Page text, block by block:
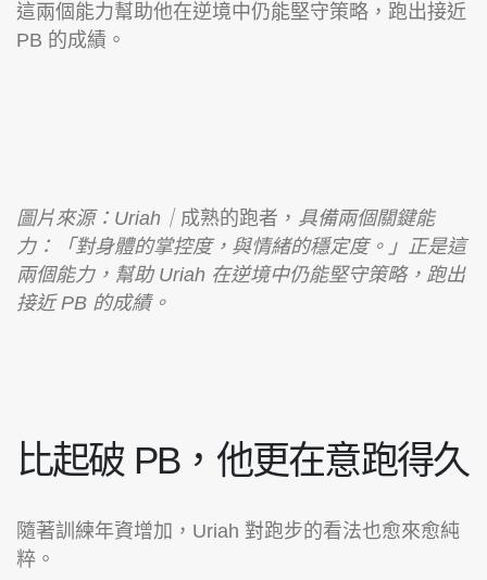
這兩個能力幫助他在逆境中仍能堅守策略，跑出接近
PB 的成績。
圖片來源：Uriah｜ 成熟的跑者， 具備兩個關鍵能
力：「對身體的掌控度，與情緒的穩定度。」正是這
兩個能力，幫助 Uriah 在逆境中仍能堅守策略，跑出
接近 PB 的成績。
比起破 PB，他更在意跑得久
隨著訓練年資增加，Uriah 對跑步的看法也愈來愈純
粹。